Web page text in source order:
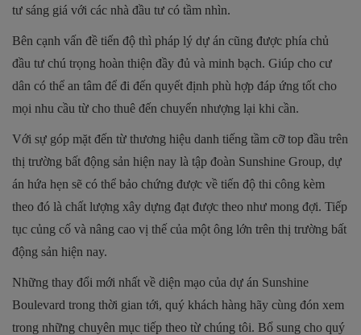
tư sáng giá với các nhà đầu tư có tầm nhìn.
Bên cạnh vấn đề tiến độ thì pháp lý dự án cũng được phía chủ
đầu tư chú trọng hoàn thiện đầy đủ và minh bạch. Giúp cho cư
dân có thể an tâm để đi đến quyết định phù hợp đáp ứng tốt cho
mọi nhu cầu từ cho thuê đến chuyển nhượng lại khi cần.
Với sự góp mặt đến từ thương hiệu danh tiếng tầm cỡ top đầu trên
thị trường bất động sản hiện nay là tập đoàn Sunshine Group, dự
án hứa hẹn sẽ có thể bảo chứng được về tiến độ thi công kèm
theo đó là chất lượng xây dựng đạt được theo như mong đợi. Tiếp
tục củng cố và nâng cao vị thế của một ông lớn trên thị trường bất
động sản hiện nay.
Những thay đổi mới nhất về diện mạo của dự án Sunshine
Boulevard trong thời gian tới, quý khách hàng hãy cùng đón xem
trong những chuyên mục tiếp theo từ chúng tôi. Bổ sung cho quý